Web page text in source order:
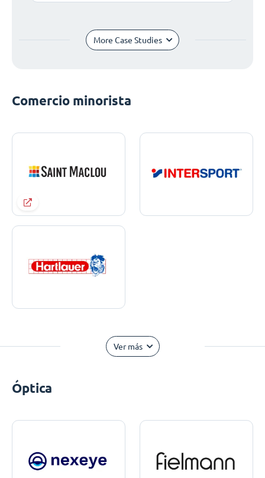
More Case Studies
Comercio minorista
Ver más
Óptica